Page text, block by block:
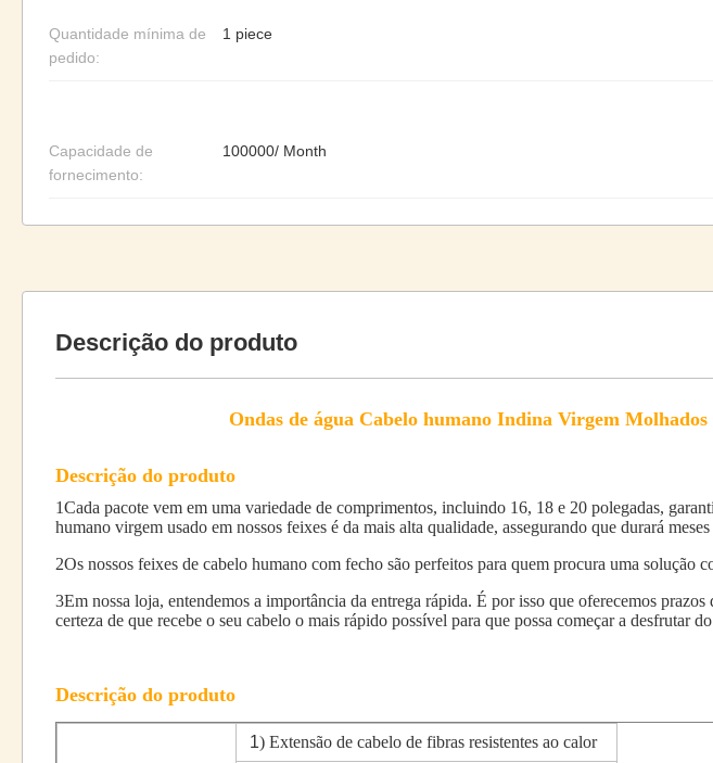
Quantidade mínima de
pedido:
1 piece
Capacidade de
fornecimento:
100000/ Month
Descrição do produto
Ondas de água Cabelo humano Indina Virgem Molhados
Descrição do produto
1Cada pacote vem em uma variedade de comprimentos, incluindo 16, 18 e 20 polegadas,
humano virgem usado em nossos feixes é da mais alta qualidade, assegurando que durará
2Os nossos feixes de cabelo humano com fecho são perfeitos para quem procura uma
3Em nossa loja, entendemos a importância da entrega rápida. É por isso que oferecemos
certeza de que recebe o seu cabelo o mais rápido possível para que possa começar a desfrutar
Descrição do produto
1) Extensão de cabelo de fibras resistentes ao calor